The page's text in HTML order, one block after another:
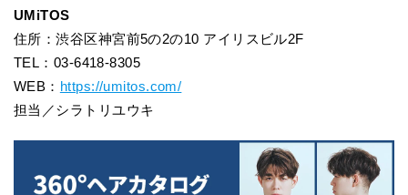
UMiTOS
住所：渋谷区神宮前5の2の10 アイリスビル2F
TEL：03-6418-8305
WEB： https://umitos.com/
担当／シラトリユウキ